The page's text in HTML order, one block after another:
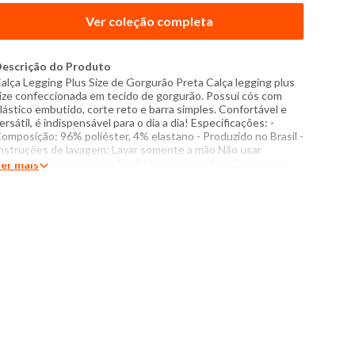
Ver coleção completa
do Produto
Legging Plus Size de Gorgurão Preta Calça legging plus
confeccionada em tecido de gorgurão. Possui cós com
embutido, corte reto e barra simples. Confortável e
é indispensável para o dia a dia! Especificações: -
96% poliéster, 4% elastano - Produzido no Brasil -
de lavagem: Lavar somente a mão Não usar
a base de cloro Proibido usar secadora Passar com
mais